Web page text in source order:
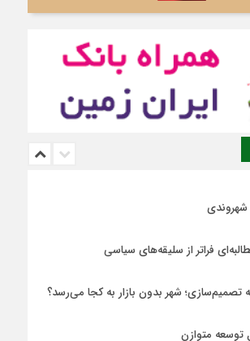
شهروندی
فراتر از سلیقه‌های سیاسی
تصمیم‌سازی؛ شهر بدون بازار به کجا می‌رسد؟
توسعه متوازن